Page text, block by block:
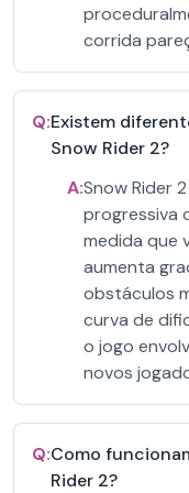
corrida
Q:Existem
Snow Rider 2?
A:Snow Rider
progressiva
medida que
aumenta
obstáculos
curva de
o jogo
novos
Q:Como
Rider 2?